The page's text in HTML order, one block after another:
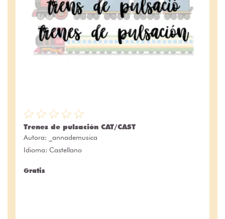
Trenes de pulsación CAT/CAST
Autora:
_annademusica
Idioma: Castellano
Gratis